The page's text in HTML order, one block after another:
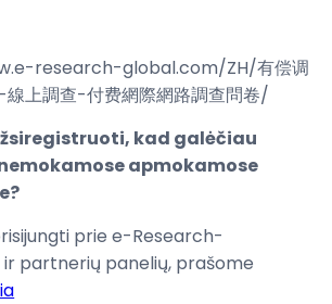
research-global.com/ZH/有偿调
上調查-付费網際網路調查問卷/
kad galėčiau
apmokamose
prie e-Research-
partnerių panelių, prašome